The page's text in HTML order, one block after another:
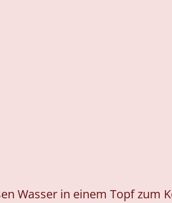
Wasser in einem Topf zum